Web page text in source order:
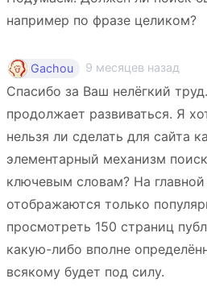
например по фразе целиком?
Gachou 9 месяцев назад
Спасибо за Ваш нелёгкий
продолжает развиваться. Я
нельзя ли сделать для сайта
элементарный механизм
ключевым словам? На
отображаются только
просмотреть 150 страниц
какую-либо вполне
всякому будет под силу.